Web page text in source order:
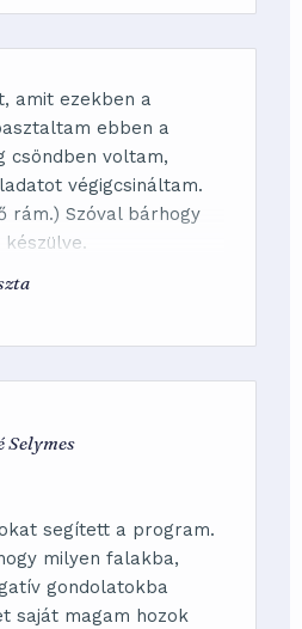
amit ezekben a
ebben a
csöndben voltam,
végigcsináltam.
rám.) Szóval bárhogy
segített a program.
milyen falakba,
gondolatokba
saját magam hozok
Selymes